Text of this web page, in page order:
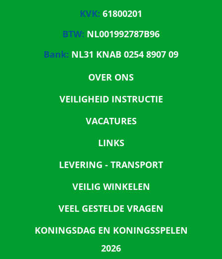
KVK: 61800201
BTW: NL001992787B96
Bank: NL31 KNAB 0254 8907 09
OVER ONS
VEILIGHEID INSTRUCTIE
VACATURES
LINKS
LEVERING - TRANSPORT
VEILIG WINKELEN
VEEL GESTELDE VRAGEN
KONINGSDAG EN KONINGSSPELEN
2026